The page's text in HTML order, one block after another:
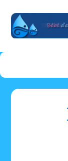
principale
contenu
footer